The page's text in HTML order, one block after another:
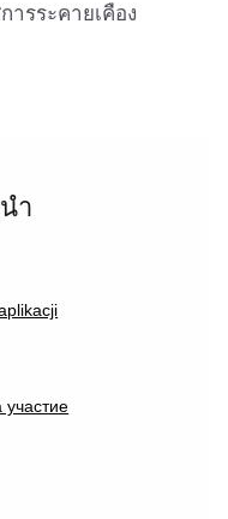
รระคายเคือง
ำ
участие